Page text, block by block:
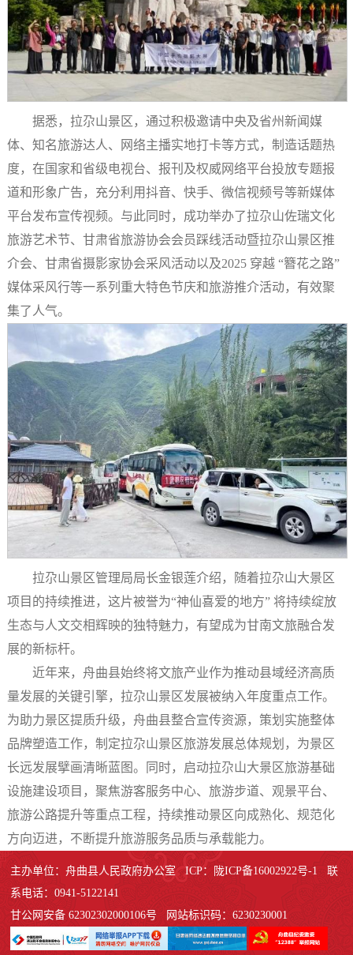
据悉，拉尕山景区，通过积极邀请中央及省州新闻媒
体、知名旅游达人、网络主播实地打卡等方式，制造话题热
度，在国家和省级电视台、报刊及权威网络平台投放专题报
道和形象广告，充分利用抖音、快手、微信视频号等新媒体
平台发布宣传视频。与此同时，成功举办了拉尕山佐瑞文化
旅游艺术节、甘肃省旅游协会会员踩线活动暨拉尕山景区推
介会、甘肃省摄影家协会采风活动以及2025 穿越 “簪花之路”
媒体采风行等一系列重大特色节庆和旅游推介活动，有效聚
集了人气。
拉尕山景区管理局局长金银莲介绍，随着拉尕山大景区
项目的持续推进，这片被誉为“神仙喜爱的地方” 将持续绽放
生态与人文交相辉映的独特魅力，有望成为甘南文旅融合发
展的新标杆。
近年来，舟曲县始终将文旅产业作为推动县域经济高质
量发展的关键引擎，拉尕山景区发展被纳入年度重点工作。
为助力景区提质升级，舟曲县整合宣传资源，策划实施整体
品牌塑造工作，制定拉尕山景区旅游发展总体规划，为景区
长远发展擘画清晰蓝图。同时，启动拉尕山大景区旅游基础
设施建设项目，聚焦游客服务中心、旅游步道、观景平台、
旅游公路提升等重点工程，持续推动景区向成熟化、规范化
方向迈进，不断提升旅游服务品质与承载能力。
主办单位：舟曲县人民政府办公室 ICP：陇ICP备16002922号-1 联
系电话：0941-5122141
甘公网安备 62302302000106号 网站标识码：6230230001